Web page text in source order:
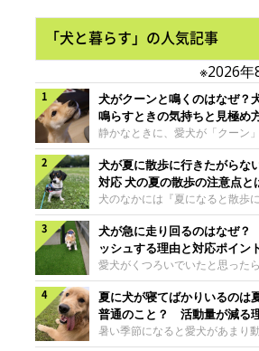
「犬と暮らす」の人気記事
※2026年
犬がクーンと鳴くのはなぜ？
鳴らすときの気持ちと見極め
静かなときに、愛犬が「クーン
鳴いたり、鼻を鳴らすような音
することはありませんか？ 大き
わけではない分、「不安なの？そ
かお願いしているの？」と気に
さんもいるかもしれません。今
クーンと鳴く理由や鼻鳴らしの
め方と対応のポイントなどにつ
のきもち獣医師相談室の原 駿太
伺いました。クーンと鳴くのは
ち？いぬのきもち投稿写真ギャラ
クーンと小さく鳴くときは、何ら
を伝えようとしている場合がある
れています。大
犬が夏に散歩に行きたがらな
対応 犬の夏の散歩の注意点と
犬のなかには『夏になると散歩
らない、歩かなくなる』『暑い
の気配を察すると涼しい部屋か
しない』など散歩に行きたがら
るようです。愛犬の運動をさせ
のに、散歩に行きたがらない。
場合はどう対応すればよいのでし
「愛犬が夏に散歩に行きたがらな
対応」について、いぬのきもち
室の白山さとこ先生に聞きまし
犬が急に走り回るのはなぜ
ッシュする理由と対応ポイン
愛犬がくつろいでいたと思った
屋の中を走り回り始める――そ
驚いたことはありませんか？ 急
「何が起きているの？」と戸惑う
んも多いでしょう。落ち着いて
のに、急にスイッチが入ったよ
夏に犬が寝てばかりいるのは
普通のこと？ 活動量が減る
策とは
暑い季節になると愛犬があまり
ばかりだと感じる飼い主さんは